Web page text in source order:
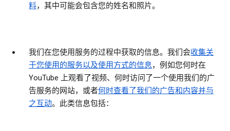
料，其中可能会包含您的姓名和照片。
我们在您使用服务的过程中获取的信息。我们会收集关
于您使用的服务以及使用方式的信息，例如您何时在
YouTube 上观看了视频、何时访问了一个使用我们的广
告服务的网站，或者何时查看了我们的广告和内容并与
之互动。此类信息包括：